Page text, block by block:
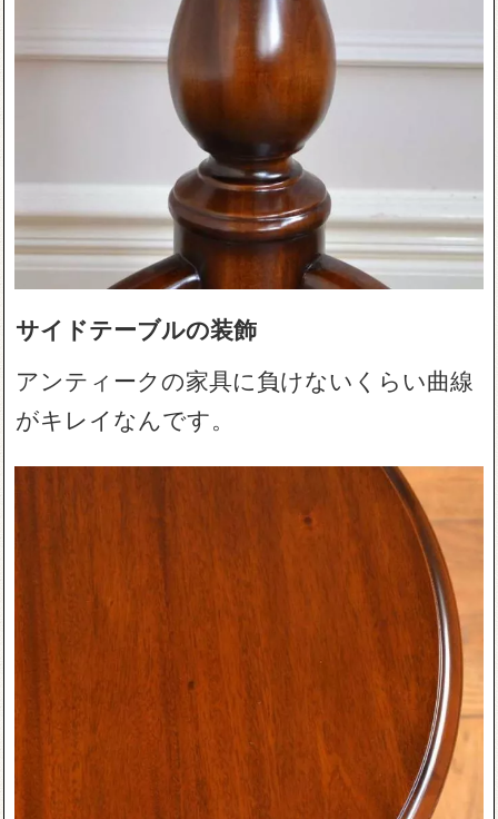
サイドテーブルの装飾
アンティークの家具に負けないくらい曲線
がキレイなんです。